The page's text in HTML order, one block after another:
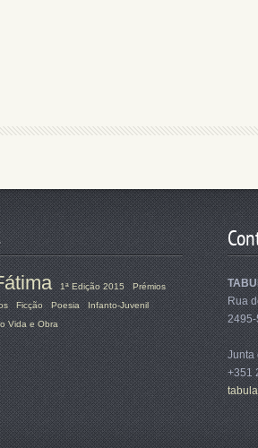
1ª Edição 2015
Prémios
Ficção Poesia
Infanto-Juvenil
Vida e Obra
Rua
Junta
+351